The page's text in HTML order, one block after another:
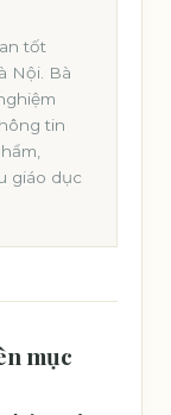
tốt
Nội. Bà
tin
giáo dục
mục